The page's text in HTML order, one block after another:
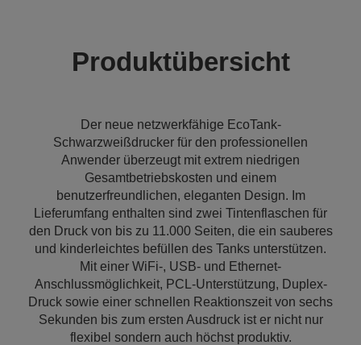
Produktübersicht
Der neue netzwerkfähige EcoTank-
Schwarzweißdrucker für den professionellen
Anwender überzeugt mit extrem niedrigen
Gesamtbetriebskosten und einem
benutzerfreundlichen, eleganten Design. Im
Lieferumfang enthalten sind zwei Tintenflaschen für
den Druck von bis zu 11.000 Seiten, die ein sauberes
und kinderleichtes befüllen des Tanks unterstützen.
Mit einer WiFi-, USB- und Ethernet-
Anschlussmöglichkeit, PCL-Unterstützung, Duplex-
Druck sowie einer schnellen Reaktionszeit von sechs
Sekunden bis zum ersten Ausdruck ist er nicht nur
flexibel sondern auch höchst produktiv.